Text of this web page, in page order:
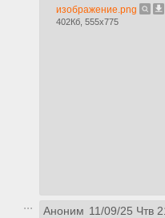
изображение.png
402Кб, 555x775
Аноним 11/09/25 Чтв